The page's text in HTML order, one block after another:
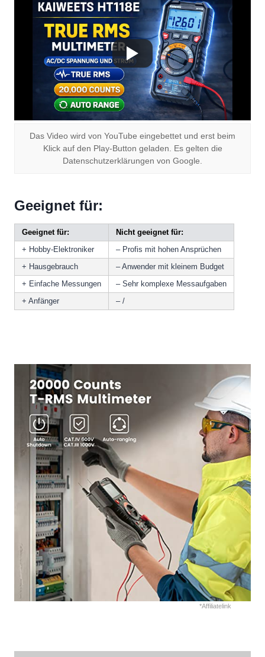
Das Video wird von YouTube eingebettet und erst beim
Klick auf den Play-Button geladen. Es gelten die
Datenschutzerklärungen von Google.
Geeignet für:
Geeignet für:
Nicht geeignet für:
+ Hobby-Elektroniker
– Profis mit hohen Ansprüchen
+ Hausgebrauch
– Anwender mit kleinem Budget
+ Einfache Messungen
– Sehr komplexe Messaufgaben
+ Anfänger
– /
*Affiliatelink